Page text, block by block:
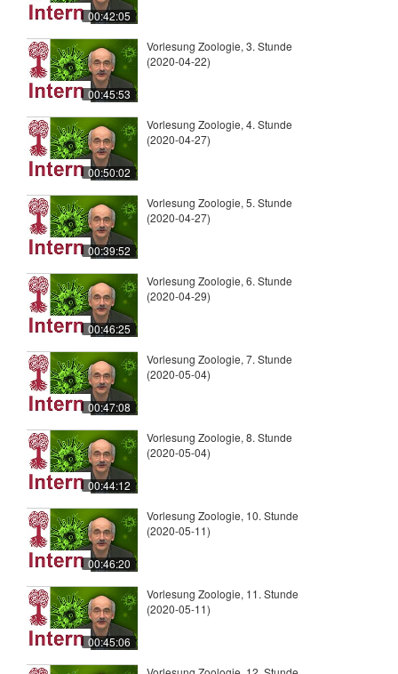
00:42:05
00:45:53
Vorlesung Zoologie, 3. Stunde
(2020-04-22)
00:50:02
Vorlesung Zoologie, 4. Stunde
(2020-04-27)
00:39:52
Vorlesung Zoologie, 5. Stunde
(2020-04-27)
00:46:25
Vorlesung Zoologie, 6. Stunde
(2020-04-29)
00:47:08
Vorlesung Zoologie, 7. Stunde
(2020-05-04)
00:44:12
Vorlesung Zoologie, 8. Stunde
(2020-05-04)
00:46:20
Vorlesung Zoologie, 10. Stunde
(2020-05-11)
00:45:06
Vorlesung Zoologie, 11. Stunde
(2020-05-11)